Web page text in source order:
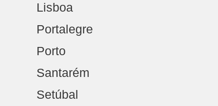
Lisboa
Portalegre
Porto
Santarém
Setúbal